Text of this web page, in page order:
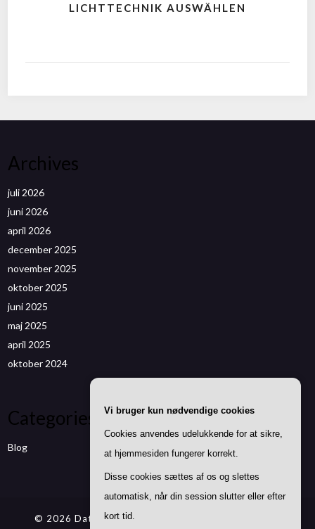
LICHTTECHNIK AUSWÄHLEN
Archives
juli 2026
juni 2026
april 2026
december 2025
november 2025
oktober 2025
juni 2025
maj 2025
april 2025
oktober 2024
Categories
Blog
© 2026 Datenwizard.de
Vi bruger kun nødvendige cookies
Cookies anvendes udelukkende for at sikre,
at hjemmesiden fungerer korrekt.
Disse cookies sættes af os og slettes
automatisk, når din session slutter eller efter
kort tid.